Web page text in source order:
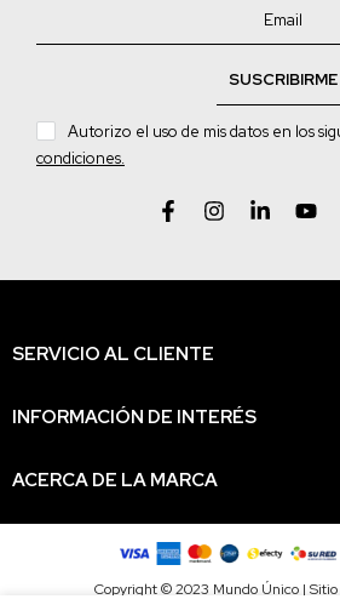
SUSCRIBIRME
Autorizo el uso de mis datos en los
condiciones.
SERVICIO AL CLIENTE
INFORMACIÓN DE INTERÉS
ACERCA DE LA MARCA
Copyright © 2023 Mundo Único |